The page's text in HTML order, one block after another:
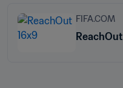
FIFA.COM
ReachOut